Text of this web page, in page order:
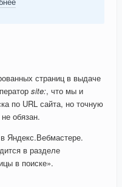
страниц в выдаче
site:, что мы и
по URL сайта, но точную
обязан.
Яндекс.Вебмастере.
в разделе
в поиске».